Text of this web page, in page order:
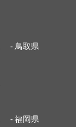
- 鳥取県
- 福岡県